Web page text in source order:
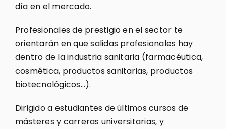
día en el mercado.
Profesionales de prestigio en el sector te
orientarán en que salidas profesionales hay
dentro de la industria sanitaria (farmacéutica,
cosmética, productos sanitarias, productos
biotecnológicos…).
Dirigido a estudiantes de últimos cursos de
másteres y carreras universitarias, y